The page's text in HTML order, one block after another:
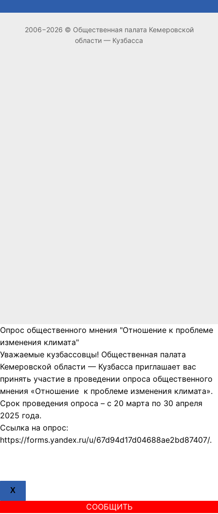
2006−2026 © Общественная палата Кемеровской
области — Кузбасса
Опрос общественного мнения "Отношение к проблеме
изменения климата"
Уважаемые кузбассовцы! Общественная палата
Кемеровской области — Кузбасса приглашает вас
принять участие в проведении опроса общественного
мнения «Отношение к проблеме изменения климата».
Срок проведения опроса – с 20 марта по 30 апреля
2025 года.
Ссылка на опрос:
https://forms.yandex.ru/u/67d94d17d04688ae2bd87407/.
X
СООБЩИТЬ